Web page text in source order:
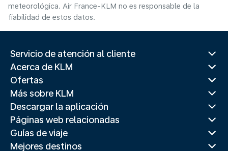
meteorológica. Air France-KLM no es responsable de la
fiabilidad de estos datos.
Servicio de atención al cliente
Acerca de KLM
Ofertas
Más sobre KLM
Descargar la aplicación
Páginas web relacionadas
Guías de viaje
Mejores destinos